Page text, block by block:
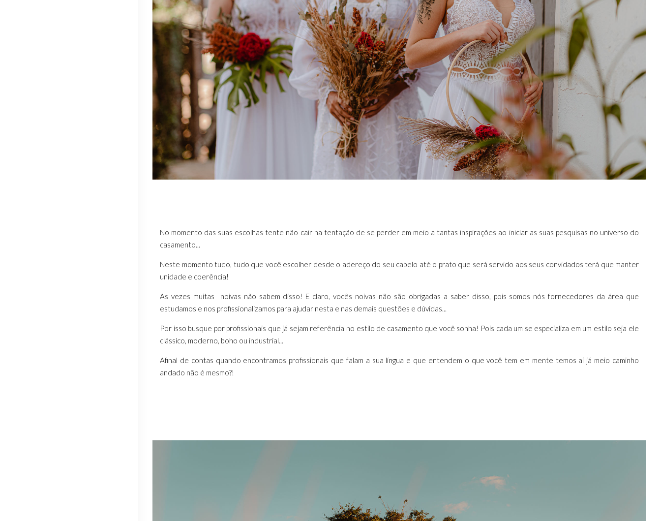
No momento das suas escolhas tente não cair na tentação de se perder em meio a tantas inspirações ao iniciar as suas pesquisas no universo do
casamento...
Neste momento tudo, tudo que você escolher desde o adereço do seu cabelo até o prato que será servido aos seus convidados terá que manter
unidade e coerência!
As vezes muitas noivas não sabem disso! E claro, vocês noivas não são obrigadas a saber disso, pois somos nós fornecedores da área que
estudamos e nos profissionalizamos para ajudar nesta e nas demais questões e dúvidas...
Por isso busque por profissionais que já sejam referência no estilo de casamento que você sonha! Pois cada um se especializa em um estilo seja ele
clássico, moderno, boho ou industrial...
Afinal de contas quando encontramos profissionais que falam a sua língua e que entendem o que você tem em mente temos aí já meio caminho
andado não é mesmo?!